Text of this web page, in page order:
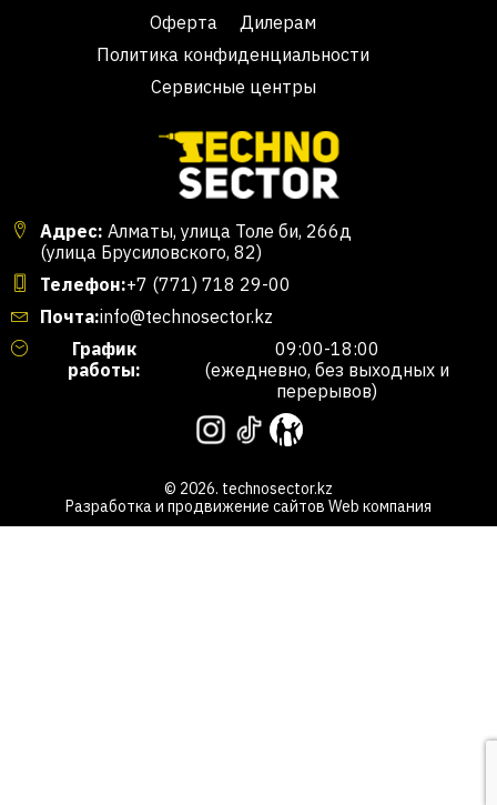
Оферта
Дилерам
Политика конфиденциальности
Сервисные центры
Адрес: Алматы, улица Толе би, 266д
(улица Брусиловского, 82)
Телефон:+7 (771) 718 29-00
Почта:info@technosector.kz
График
работы:
09:00-18:00
(ежедневно, без выходных и
перерывов)
© 2026. technosector.kz
Разработка и продвижение сайтов Web компания